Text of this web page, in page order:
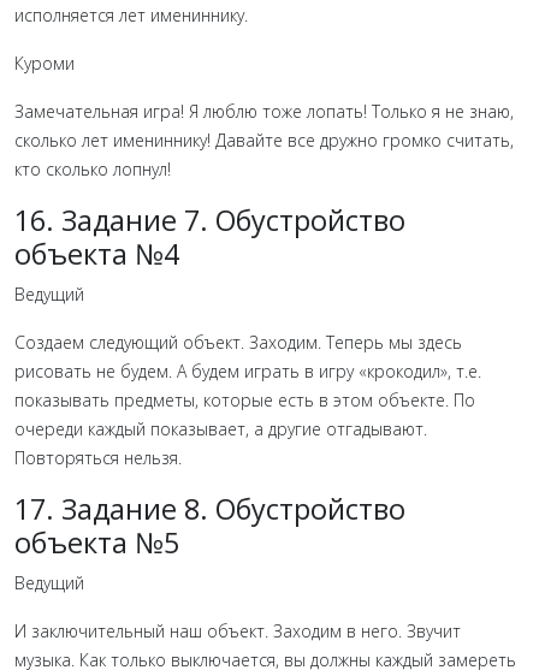
исполняется лет имениннику.
Куроми
Замечательная игра! Я люблю тоже лопать! Только я не знаю,
сколько лет имениннику! Давайте все дружно громко считать,
кто сколько лопнул!
16. Задание 7. Обустройство
объекта №4
Ведущий
Создаем следующий объект. Заходим. Теперь мы здесь
рисовать не будем. А будем играть в игру «крокодил», т.е.
показывать предметы, которые есть в этом объекте. По
очереди каждый показывает, а другие отгадывают.
Повторяться нельзя.
17. Задание 8. Обустройство
объекта №5
Ведущий
И заключительный наш объект. Заходим в него. Звучит
музыка. Как только выключается, вы должны каждый замереть